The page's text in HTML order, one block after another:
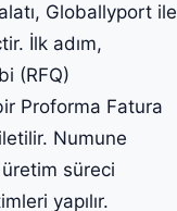
Globallyport ile
İlk adım,
(RFQ)
Proforma Fatura
Numune
süreci
yapılır.